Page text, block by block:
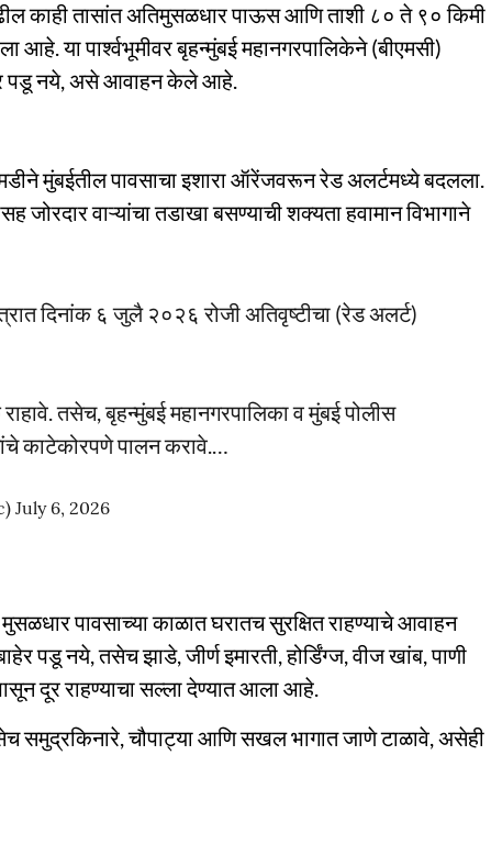
काही तासांत अतिमुसळधार पाऊस आणि ताशी ८० ते ९० किमी
आहे. या पार्श्वभूमीवर बृहन्मुंबई महानगरपालिकेने (बीएमसी)
पडू नये, असे आवाहन केले आहे.
मुंबईतील पावसाचा इशारा ऑरेंजवरून रेड अलर्टमध्ये बदलला.
जोरदार वाऱ्यांचा तडाखा बसण्याची शक्यता हवामान विभागाने
दिनांक ६ जुलै २०२६ रोजी अतिवृष्टीचा (रेड अलर्ट)
तसेच, बृहन्मुंबई महानगरपालिका व मुंबई पोलीस
काटेकोरपणे पालन करावे.…
July 6, 2026
पावसाच्या काळात घरातच सुरक्षित राहण्याचे आवाहन
पडू नये, तसेच झाडे, जीर्ण इमारती, होर्डिंग्ज, वीज खांब, पाणी
दूर राहण्याचा सल्ला देण्यात आला आहे.
समुद्रकिनारे, चौपाट्या आणि सखल भागात जाणे टाळावे, असेही